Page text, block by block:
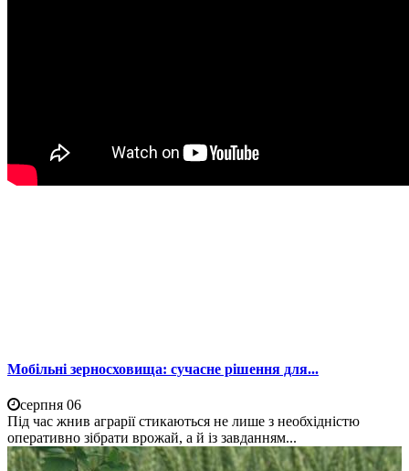
Мобільні зерносховища: сучасне рішення для...
серпня 06
Під час жнив аграрії стикаються не лише з необхідністю
оперативно зібрати врожай, а й із завданням...